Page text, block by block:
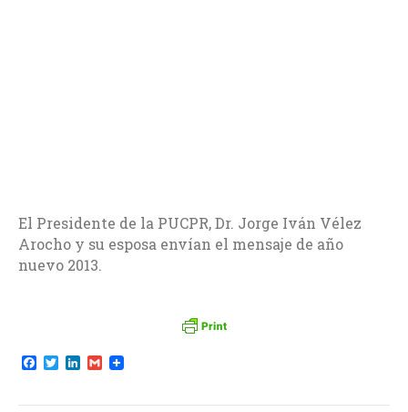
El Presidente de la PUCPR, Dr. Jorge Iván Vélez
Arocho y su esposa envían el mensaje de año
nuevo 2013.
F
a
e
T
w
t
L
k
G
m
i